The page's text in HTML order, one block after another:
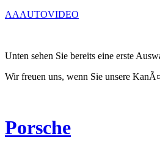
AAAUTOVIDEO
Unten sehen Sie bereits eine erste
Wir freuen uns, wenn Sie unsere
Porsche